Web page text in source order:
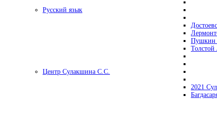
Русский язык
Центр Сулакшина С.С.
2021